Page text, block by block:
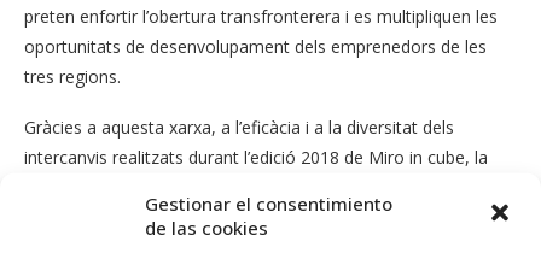
Gestionar el consentimiento
de las cookies
preten enfortir l’obertura transfronterera i es multipliquen les
oportunitats de desenvolupament dels emprenedors de les
tres regions.
Gràcies a aquesta xarxa, a l’eficàcia i a la diversitat dels
intercanvis realitzats durant l’edició 2018 de Miro in cube, la